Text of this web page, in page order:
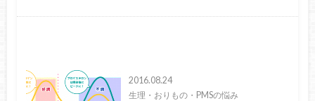
2016.08.24
生理・おりもの・PMSの悩み